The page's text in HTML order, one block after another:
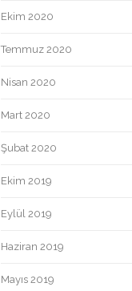
Ekim 2020
Temmuz 2020
Nisan 2020
Mart 2020
Şubat 2020
Ekim 2019
Eylül 2019
Haziran 2019
Mayıs 2019